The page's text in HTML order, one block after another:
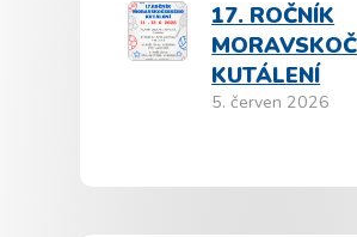
17. ROČNÍK
KUTÁLENÍ
5. červen 2026